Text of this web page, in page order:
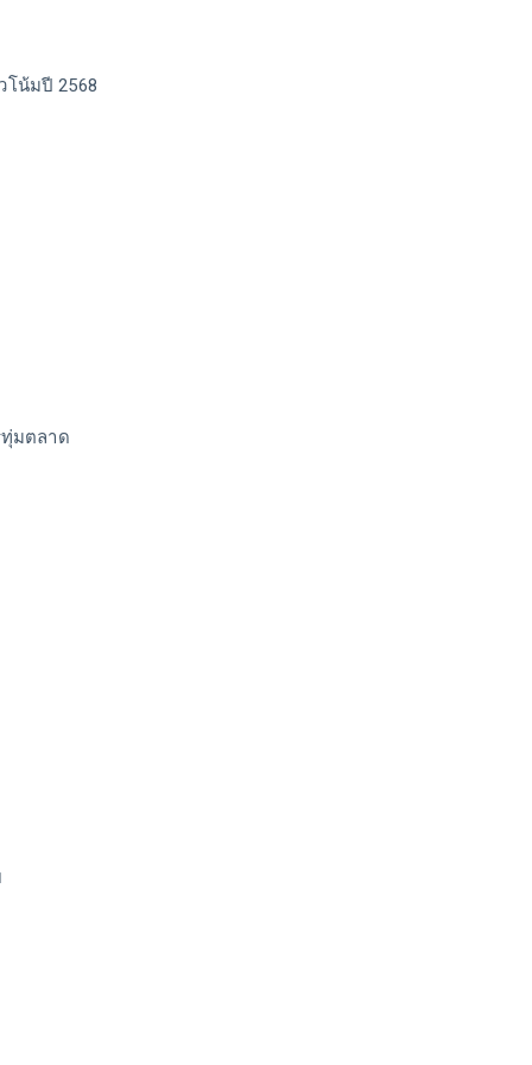
โน้มปี 2568
มตลาด